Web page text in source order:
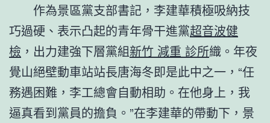
作為景區黨支部書記，李建華積極吸納技
巧過硬、表示凸起的青年骨干進黨超音波健
檢 ，出力建強下層黨組新竹 減重 診所織。年夜
覺山絕壁動車站站長唐海冬即是此中之一，“任
務遇困難，李工總會自動相助。在他身上，我
逼真看到黨員的擔負。”在李建華的帶動下，景